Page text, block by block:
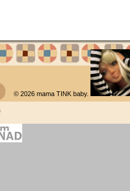
© 2026 mama TINK baby.